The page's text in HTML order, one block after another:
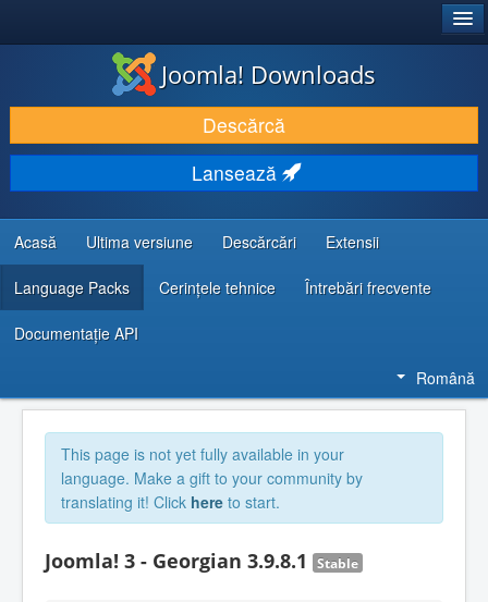
DESCARCĂ & ȘI EXTINDE
DESCOPERĂ & ÎNVAȚĂ
COMUNITATE & SUPORT
RESURSE DEZVOLTATORI
Joomla! Downloads
Descărcă
Lansează
Acasă Ultima versiune Descărcări Extensii
Language Packs Cerințele tehnice Întrebări frecvente
Documentaţie API
Română
This page is not yet fully available in your
language. Make a gift to your community by
translating it! Click here to start.
Joomla! 3 - Georgian 3.9.8.1 Stable